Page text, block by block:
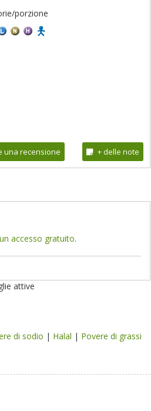
porzione
una recensione + delle note
accesso gratuito.
attive
di sodio | Halal | Povere di grassi